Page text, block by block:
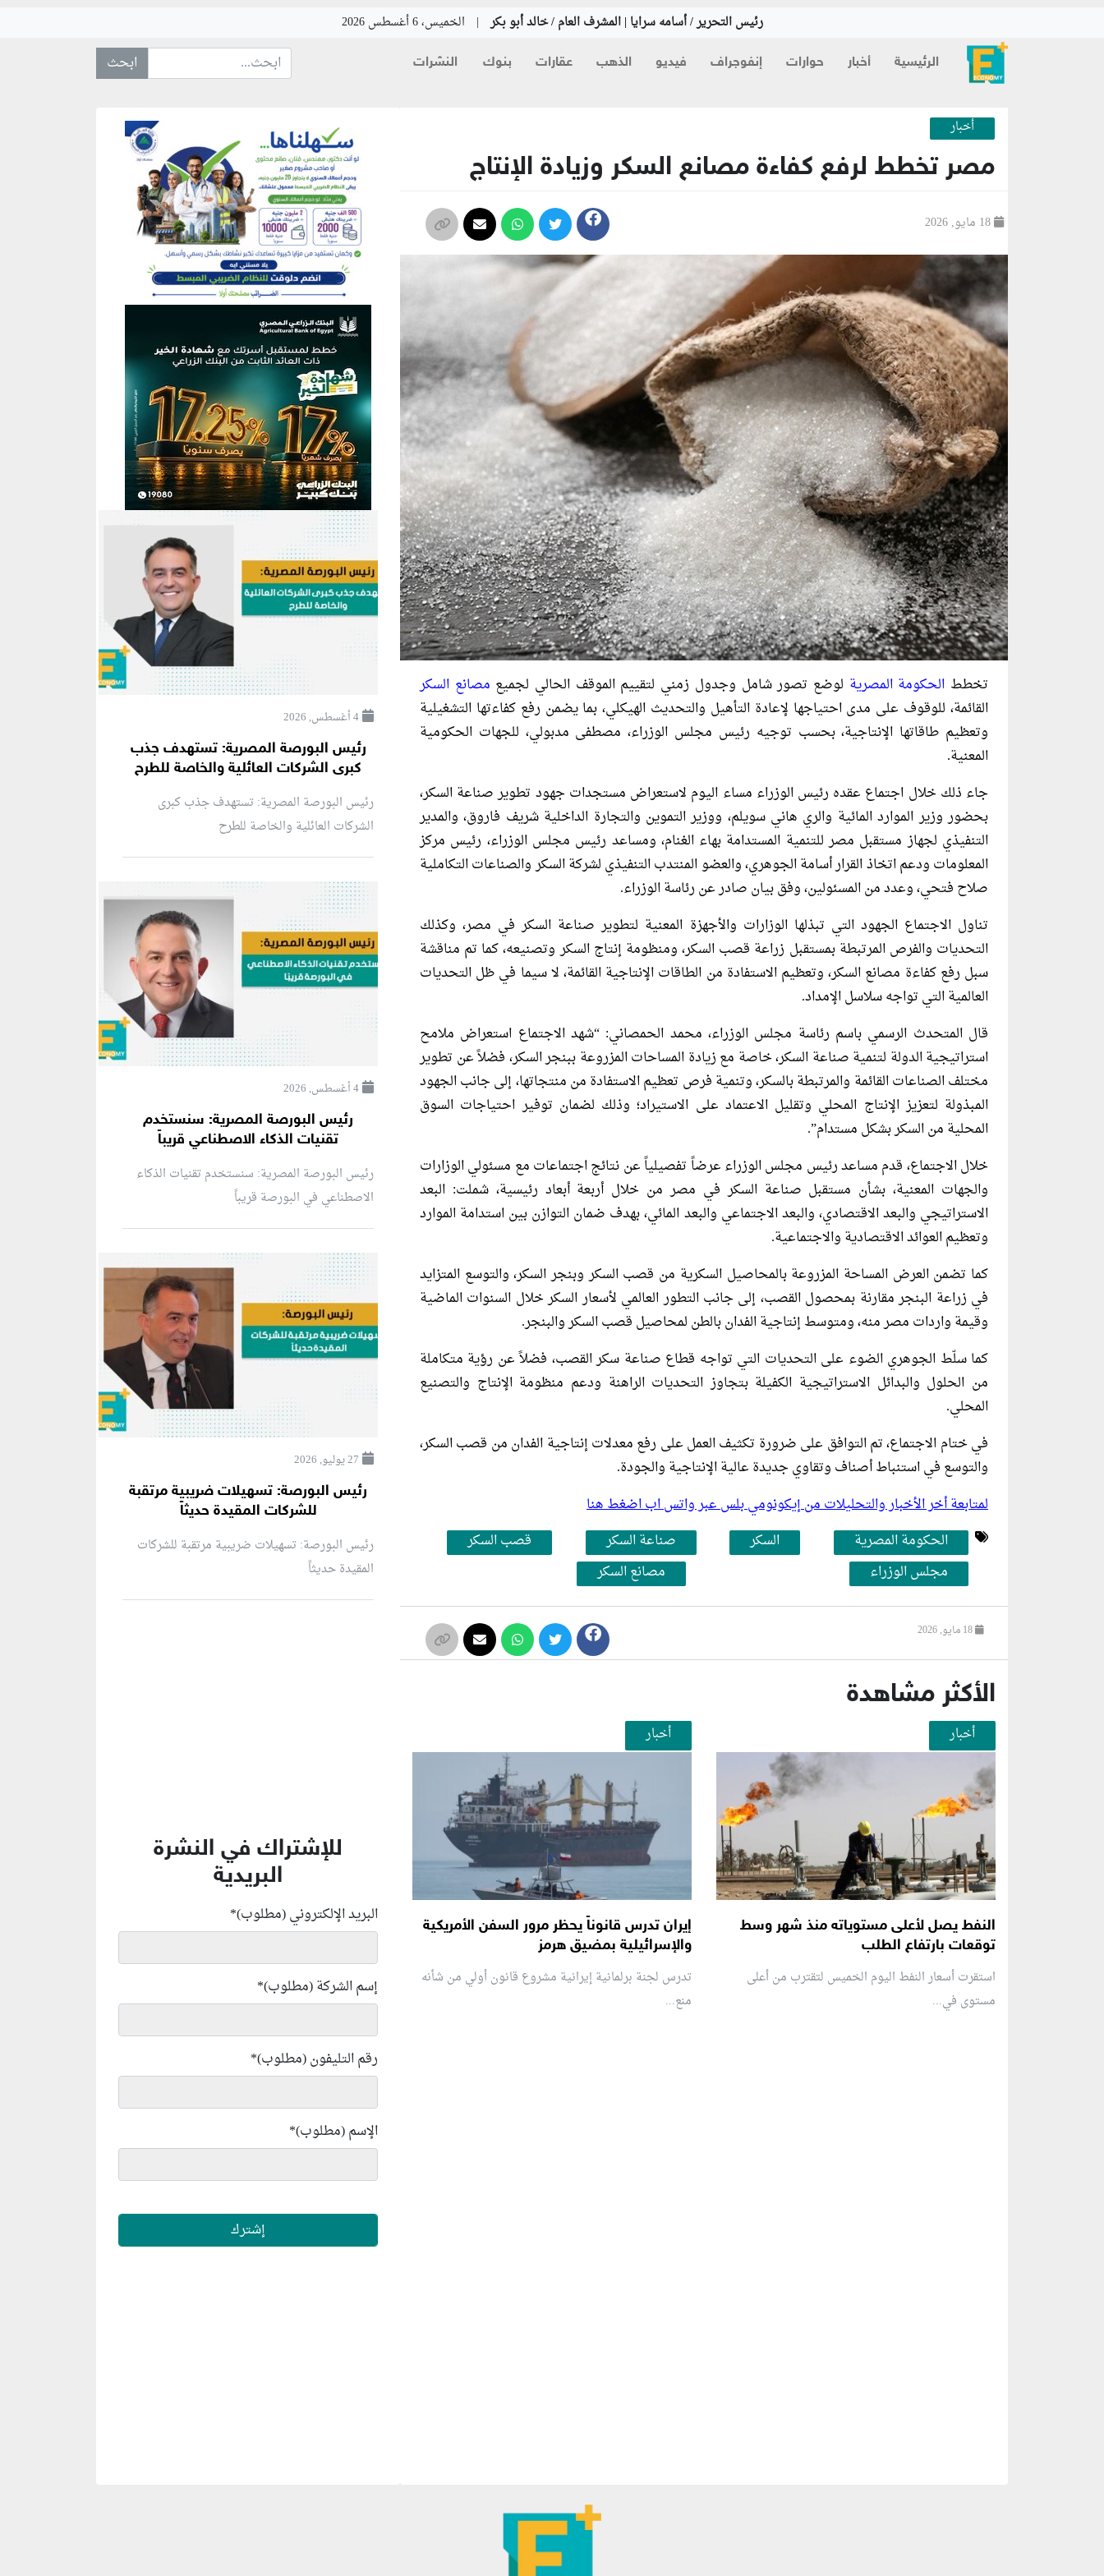
رئيس التحرير / أسامه سرايا | المشرف العام / خالد أبو بكر | الخميس، 6 أغسطس 2026
الرئيسية أخبار حوارات إنفوجراف فيديو الذهب عقارات بنوك النشرات ابحث عن... :
أخبار
مصر تخطط لرفع كفاءة مصانع السكر وزيادة الإنتاج
تخطط الحكومة المصرية لوضع تصور شامل وجدول زمني لتقييم الموقف الحالي لجميع مصانع السكر
القائمة، للوقوف على مدى احتياجها لإعادة التأهيل والتحديث الهيكلي، بما يضمن رفع كفاءتها التشغيلية
وتعظيم طاقاتها الإنتاجية، بحسب توجيه رئيس مجلس الوزراء، مصطفى مدبولي، للجهات الحكومية
المعنية.
جاء ذلك خلال اجتماع عقده رئيس الوزراء مساء اليوم لاستعراض مستجدات جهود تطوير صناعة السكر،
بحضور وزير الموارد المائية والري هاني سويلم، ووزير التموين والتجارة الداخلية شريف فاروق، والمدير
التنفيذي لجهاز مستقبل مصر للتنمية المستدامة بهاء الغنام، ومساعد رئيس مجلس الوزراء، رئيس مركز
المعلومات ودعم اتخاذ القرار أسامة الجوهري، والعضو المنتدب التنفيذي لشركة السكر والصناعات التكاملية
صلاح فتحي، وعدد من المسئولين، وفق بيان صادر عن رئاسة الوزراء.
تناول الاجتماع الجهود التي تبذلها الوزارات والأجهزة المعنية لتطوير صناعة السكر في مصر، وكذلك
التحديات والفرص المرتبطة بمستقبل زراعة قصب السكر، ومنظومة إنتاج السكر وتصنيعه، كما تم مناقشة
سبل رفع كفاءة مصانع السكر، وتعظيم الاستفادة من الطاقات الإنتاجية القائمة، لا سيما في ظل التحديات
العالمية التي تواجه سلاسل الإمداد.
قال المتحدث الرسمي باسم رئاسة مجلس الوزراء، محمد الحمصاني: “شهد الاجتماع استعراض ملامح
استراتيجية الدولة لتنمية صناعة السكر، خاصة مع زيادة المساحات المزروعة ببنجر السكر، فضلاً عن تطوير
مختلف الصناعات القائمة والمرتبطة بالسكر، وتنمية فرص تعظيم الاستفادة من منتجاتها، إلى جانب الجهود
المبذولة لتعزيز الإنتاج المحلي وتقليل الاعتماد على الاستيراد؛ وذلك لضمان توفير احتياجات السوق
المحلية من السكر بشكل مستدام”.
خلال الاجتماع، قدم مساعد رئيس مجلس الوزراء عرضاً تفصيلياً عن نتائج اجتماعات مع مسئولي الوزارات
والجهات المعنية، بشأن مستقبل صناعة السكر في مصر من خلال أربعة أبعاد رئيسية، شملت: البعد
الاستراتيجي والبعد الاقتصادي، والبعد الاجتماعي والبعد المائي، بهدف ضمان التوازن بين استدامة الموارد
وتعظيم العوائد الاقتصادية والاجتماعية.
كما تضمن العرض المساحة المزروعة بالمحاصيل السكرية من قصب السكر وبنجر السكر، والتوسع المتزايد
في زراعة البنجر مقارنة بمحصول القصب، إلى جانب التطور العالمي لأسعار السكر خلال السنوات الماضية
وقيمة واردات مصر منه، ومتوسط إنتاجية الفدان بالطن لمحاصيل قصب السكر والبنجر.
كما سلّط الجوهري الضوء على التحديات التي تواجه قطاع صناعة سكر القصب، فضلاً عن رؤية متكاملة
من الحلول والبدائل الاستراتيجية الكفيلة بتجاوز التحديات الراهنة ودعم منظومة الإنتاج والتصنيع
المحلي.
في ختام الاجتماع، تم التوافق على ضرورة تكثيف العمل على رفع معدلات إنتاجية الفدان من قصب السكر،
والتوسع في استنباط أصناف وتقاوي جديدة عالية الإنتاجية والجودة.
لمتابعة أخر الأخبار والتحليلات من إيكونومي بلس عبر واتس اب اضغط هنا
الحكومة المصرية
السكر صناعة السكر
قصب السكر
مجلس الوزراء
مصانع السكر
الأكثر مشاهدة
أخبار
النفط يصل لأعلى مستوياته منذ شهر وسط
توقعات بارتفاع الطلب
استقرت أسعار النفط اليوم الخميس لتقترب من أعلى
مستوى في...
أخبار
إيران تدرس قانوناً يحظر مرور السفن الأمريكية
والإسرائيلية بمضيق هرمز
تدرس لجنة برلمانية إيرانية مشروع قانون ⁠أولي من شأنه
منع...
منطقة إعلانية
منطقة إعلانية
4 أغسطس, 2026
رئيس البورصة المصرية: تستهدف جذب
كبرى الشركات العائلية والخاصة للطرح
رئيس البورصة المصرية: تستهدف جذب كبرى
الشركات العائلية والخاصة للطرح
4 أغسطس, 2026
رئيس البورصة المصرية: سنستخدم
تقنيات الذكاء الاصطناعي قريباً
رئيس البورصة المصرية: سنستخدم تقنيات الذكاء
الاصطناعي في البورصة قريباً
27 يوليو, 2026
رئيس البورصة: تسهيلات ضريبية مرتقبة
للشركات المقيدة حديثاً
رئيس البورصة: تسهيلات ضريبية مرتقبة للشركات
المقيدة حديثاً
للإشتراك في النشرة
البريدية
البريد الإلكتروني (مطلوب)*
إسم الشركة (مطلوب)*
رقم التليفون (مطلوب)*
الإسم (مطلوب)*